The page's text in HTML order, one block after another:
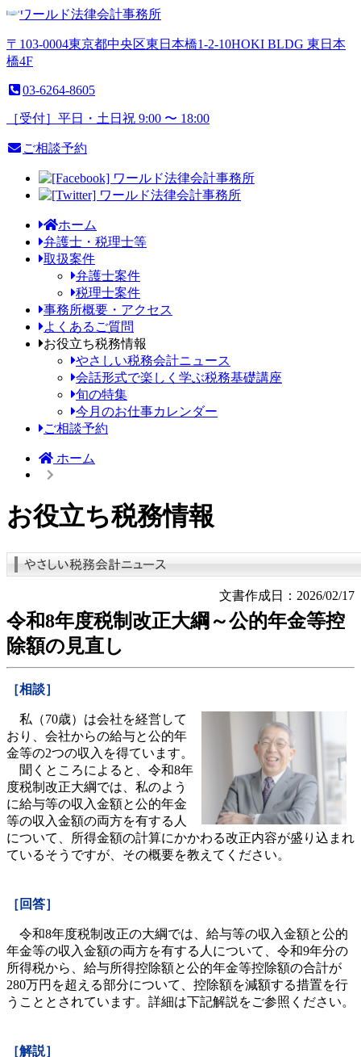
〒103-0004東京都中央区東日本橋1-2-10HOKI BLDG 東日本
橋4F
03-6264-8605
［受付］平日・土日祝 9:00 〜 18:00
ご相談予約
ホーム
弁護士・ 税理士等
取扱案件
弁護士案件
税理士案件
事務所概要・ アクセス
よくある ご質問
お役立ち税務情報
やさしい税務会計ニュース
会話形式で楽しく学ぶ税務基礎講座
旬の特集
今月のお仕事カレンダー
ご相談予約
ホーム
お役立ち税務情報
文書作成日：2026/02/17
令和8年度税制改正大綱～公的年金等控
除額の見直し
［相談］
私（70歳）は会社を経営して
おり、会社からの給与と公的年
金等の2つの収入を得ています。
聞くところによると、令和8年
度税制改正大綱では、私のよう
に給与等の収入金額と公的年金
等の収入金額の両方を有する人
について、所得金額の計算にかかわる改正内容が盛り込まれ
ているそうですが、その概要を教えてください。
［回答］
令和8年度税制改正の大綱では、給与等の収入金額と公的
年金等の収入金額の両方を有する人について、令和9年分の
所得税から、給与所得控除額と公的年金等控除額の合計が
280万円を超える部分について、控除額を減額する措置を行
うこととされています。詳細は下記解説をご参照ください。
［解説］